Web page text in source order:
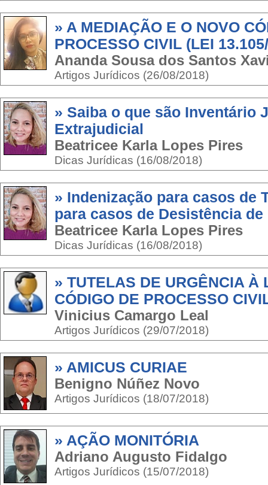
» A MEDIAÇÃO E O NOVO
PROCESSO CIVIL (LEI
Ananda Sousa dos Santos
Artigos Jurídicos (26/08/2018)
» Saiba o que são Inventário
Extrajudicial
Beatricee Karla Lopes Pires
Dicas Jurídicas (16/08/2018)
» Indenização para casos de
para casos de Desistência de
Beatricee Karla Lopes Pires
Dicas Jurídicas (16/08/2018)
» TUTELAS DE URGÊNCIA À
CÓDIGO DE PROCESSO
Vinicius Camargo Leal
Artigos Jurídicos (29/07/2018)
» AMICUS CURIAE
Benigno Núñez Novo
Artigos Jurídicos (18/07/2018)
» AÇÃO MONITÓRIA
Adriano Augusto Fidalgo
Artigos Jurídicos (15/07/2018)